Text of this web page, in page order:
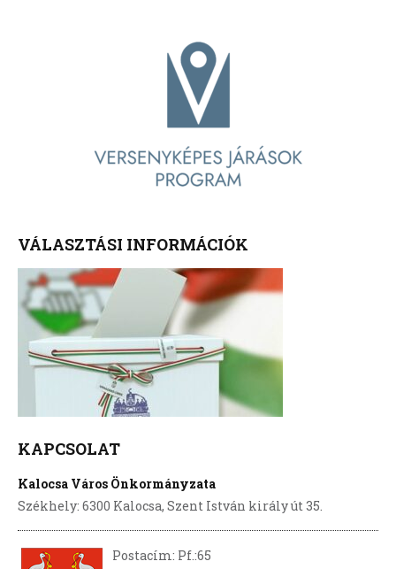
VÁLASZTÁSI INFORMÁCIÓK
KAPCSOLAT
Kalocsa Város Önkormányzata
Székhely: 6300 Kalocsa, Szent István király út 35.
Postacím: Pf.:65